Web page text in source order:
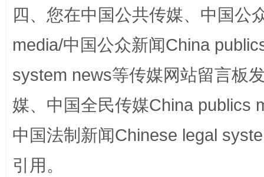
站台名比不上好声名
四、您在中国公共传媒、中国公
media/中国公众新闻China
system news等传媒网站留言板
媒、中国全民传媒China publics
中国法制新闻Chinese legal
引用。